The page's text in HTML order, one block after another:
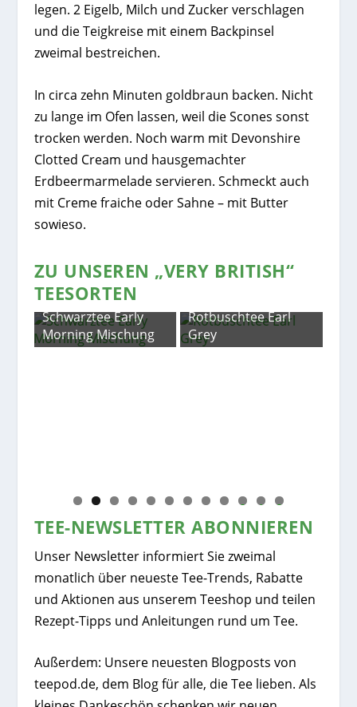
legen. 2 Eigelb, Milch und Zucker verschlagen
und die Teigkreise mit einem Backpinsel
zweimal bestreichen.
In circa zehn Minuten goldbraun backen. Nicht
zu lange im Ofen lassen, weil die Scones sonst
trocken werden. Noch warm mit Devonshire
Clotted Cream und hausgemachter
Erdbeermarmelade servieren. Schmeckt auch
mit Creme fraiche oder Sahne – mit Butter
sowieso.
ZU UNSEREN „VERY BRITISH“
TEESORTEN
Schwarztee Early
Morning Mischung
Rotbuschtee Earl
Grey
0 1 2
TEE-NEWSLETTER ABONNIEREN
Unser Newsletter informiert Sie zweimal
monatlich über neueste Tee-Trends, Rabatte
und Aktionen aus unserem Teeshop und teilen
Rezept-Tipps und Anleitungen rund um Tee.
Außerdem: Unsere neuesten Blogposts von
teepod.de, dem Blog für alle, die Tee lieben. Als